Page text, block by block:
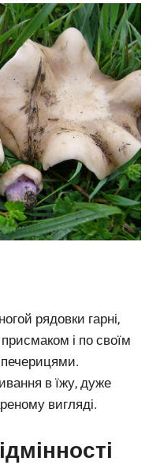
рядовки гарні,
і по своїм
в їжу, дуже
вигляді.